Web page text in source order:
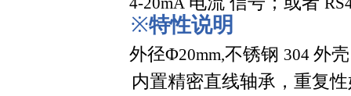
※特性说明
外径Φ20mm,不锈钢 304 外
内置精密直线轴承，重复